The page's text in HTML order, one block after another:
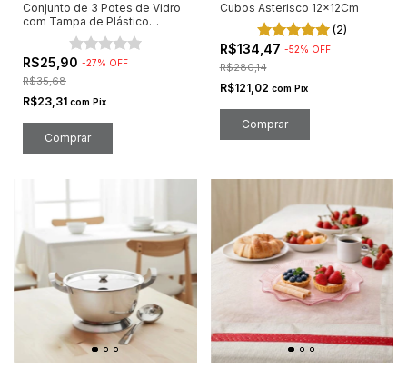
Conjunto de 3 Potes de Vidro
com Tampa de Plástico
R$25,90 -27% OFF
R$35,68
R$23,31 com Pix
Cubos Asterisco 12x12Cm
(2)
R$134,47 -52% OFF
R$280,14
R$121,02 com Pix